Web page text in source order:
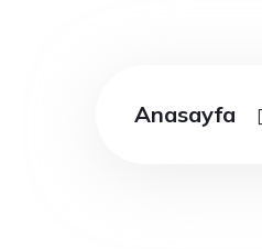
Anasayfa